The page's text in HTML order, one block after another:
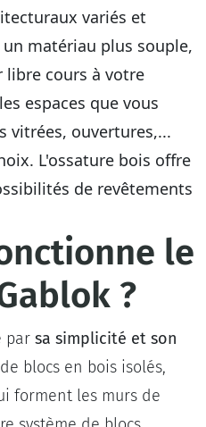
variés et
matériau plus souple,
libre cours à votre
espaces que vous
vitrées, ouvertures,...
L'ossature bois offre
de revêtements
le
?
par sa simplicité et son
blocs en bois isolés,
forment les murs de